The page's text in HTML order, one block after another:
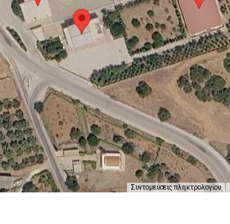
Συντομεύσεις πληκτρολογίου